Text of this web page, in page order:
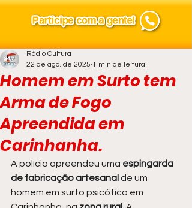
Homem em Surto tem
Arma de Fogo
Apreendida em
Carinhanha.
Rádio Cultura
22 de ago. de 2025 1 min de leitura
A polícia apreendeu uma espingarda
de fabricação artesanal de um
homem em surto psicótico em